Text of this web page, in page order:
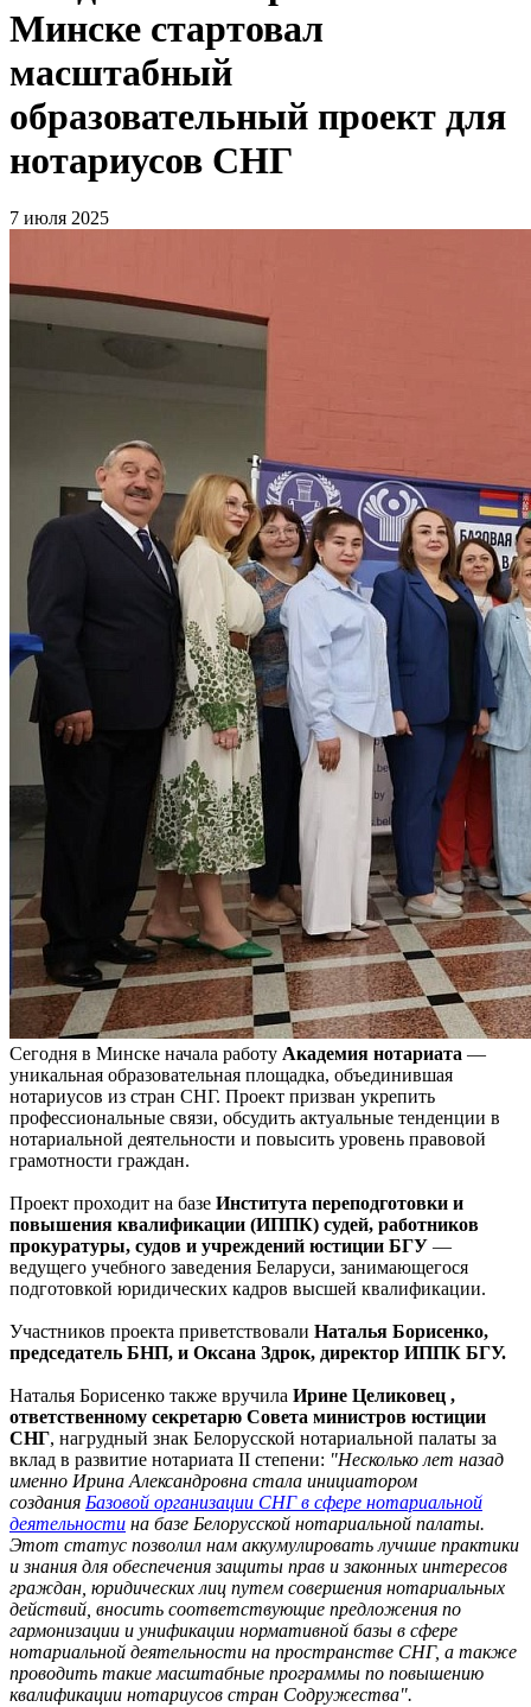
Минске стартовал
масштабный
образовательный проект для
нотариусов СНГ
7 июля 2025
Сегодня в Минске начала работу Академия нотариата —
уникальная образовательная площадка, объединившая
нотариусов из стран СНГ. Проект призван укрепить
профессиональные связи, обсудить актуальные тенденции в
нотариальной деятельности и повысить уровень правовой
грамотности граждан.
Проект проходит на базе Института переподготовки и
повышения квалификации (ИППК) судей, работников
прокуратуры, судов и учреждений юстиции БГУ —
ведущего учебного заведения Беларуси, занимающегося
подготовкой юридических кадров высшей квалификации.
Участников проекта приветствовали Наталья Борисенко,
председатель БНП, и Оксана Здрок, директор ИППК БГУ.
Наталья Борисенко также вручила Ирине Целиковец ,
ответственному секретарю Совета министров юстиции
СНГ, нагрудный знак Белорусской нотариальной палаты за
вклад в развитие нотариата II степени: "Несколько лет назад
именно Ирина Александровна стала инициатором
создания Базовой организации СНГ в сфере нотариальной
деятельности на базе Белорусской нотариальной палаты.
Этот статус позволил нам аккумулировать лучшие практики
и знания для обеспечения защиты прав и законных интересов
граждан, юридических лиц путем совершения нотариальных
действий, вносить соответствующие предложения по
гармонизации и унификации нормативной базы в сфере
нотариальной деятельности на пространстве СНГ, а также
проводить такие масштабные программы по повышению
квалификации нотариусов стран Содружества".